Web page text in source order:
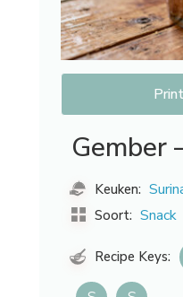
Gember
Keuken:
Soort: Snack
Recipe Keys: